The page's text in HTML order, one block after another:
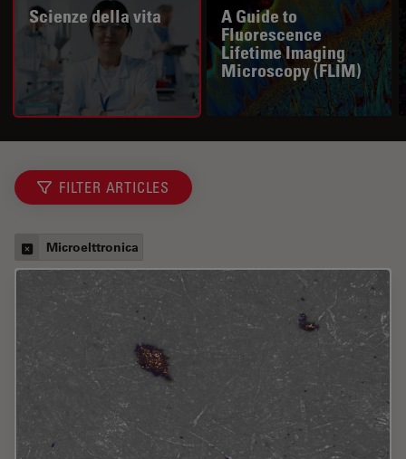
Scienze della vita
A Guide to
Fluorescence
Lifetime Imaging
Microscopy (FLIM)
FILTER ARTICLES
Microelttronica